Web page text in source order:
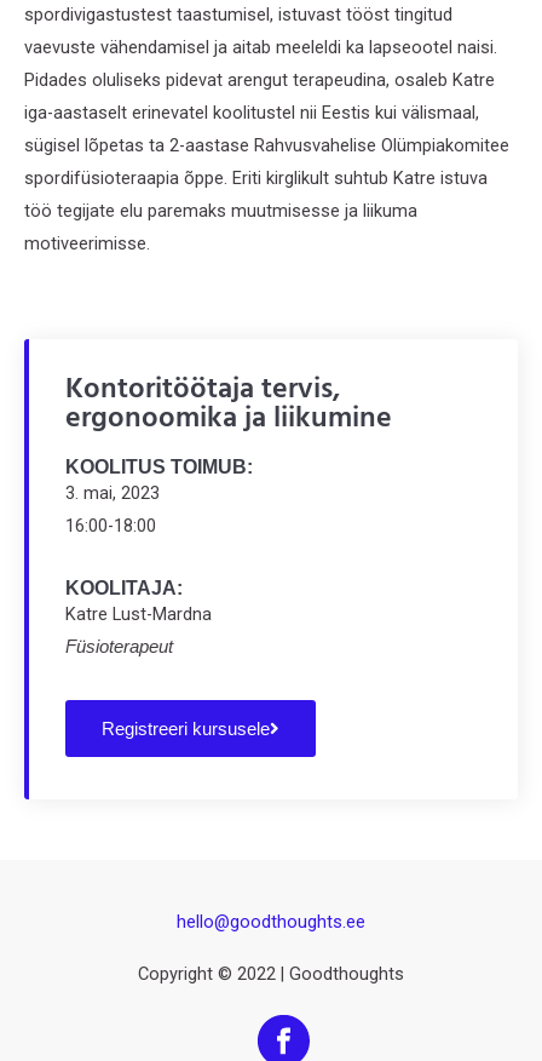
spordivigastustest taastumisel, istuvast tööst tingitud
vaevuste vähendamisel ja aitab meeleldi ka lapseootel naisi.
Pidades oluliseks pidevat arengut terapeudina, osaleb Katre
iga-aastaselt erinevatel koolitustel nii Eestis kui välismaal,
sügisel lõpetas ta 2-aastase Rahvusvahelise Olümpiakomitee
spordifüsioteraapia õppe. Eriti kirglikult suhtub Katre istuva
töö tegijate elu paremaks muutmisesse ja liikuma
motiveerimisse.
Kontoritöötaja tervis,
ergonoomika ja liikumine
KOOLITUS TOIMUB:
3. mai, 2023
16:00-18:00
KOOLITAJA:
Katre Lust-Mardna
Füsioterapeut
Registreeri kursusele
hello@goodthoughts.ee
Copyright © 2022 | Goodthoughts